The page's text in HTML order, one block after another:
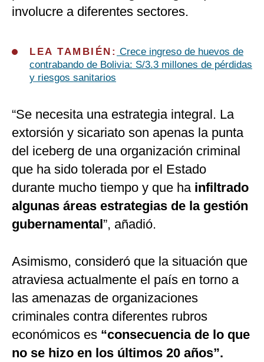
involucre a diferentes sectores.
LEA TAMBIÉN: Crece ingreso de huevos de
contrabando de Bolivia: S/3.3 millones de pérdidas
y riesgos sanitarios
“Se necesita una estrategia integral. La
extorsión y sicariato son apenas la punta
del iceberg de una organización criminal
que ha sido tolerada por el Estado
durante mucho tiempo y que ha infiltrado
algunas áreas estrategias de la gestión
gubernamental”, añadió.
Asimismo, consideró que la situación que
atraviesa actualmente el país en torno a
las amenazas de organizaciones
criminales contra diferentes rubros
económicos es “consecuencia de lo que
no se hizo en los últimos 20 años”.